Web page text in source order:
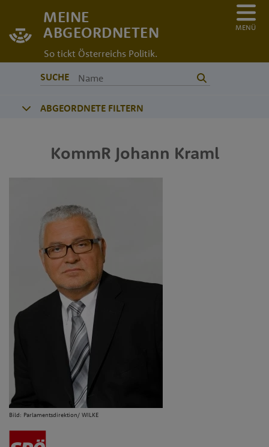
MEINE
ABGEORDNETEN
So tickt Österreichs Politik.
MENÜ
SUCHE
ABGEORDNETE FILTERN
KommR Johann Kraml
Bild: Parlamentsdirektion/ WILKE